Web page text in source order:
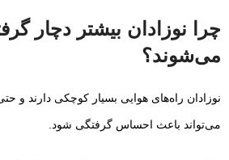
چرا نوزادان بیشتر دچار
می‌شوند؟
نوزادان راه‌های هوایی بسیار کوچکی دارند و
می‌تواند باعث احساس گرفتگی شود.